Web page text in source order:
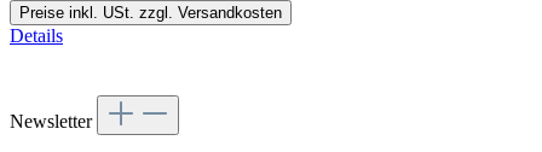
Preise inkl. USt. zzgl. Versandkosten
Details
Newsletter